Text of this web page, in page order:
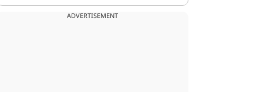
ADVERTISEMENT